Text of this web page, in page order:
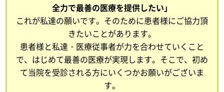
全力で最善の医療を提供したい」
これが私達の願いです。そのために患者様にご協力頂
きたいことがあります。
患者様と私達・医療従事者が力を合わせていくこと
で、はじめて最善の医療が実現します。そこで、初め
て当院を受診される方にいくつかお願いがございま
す。